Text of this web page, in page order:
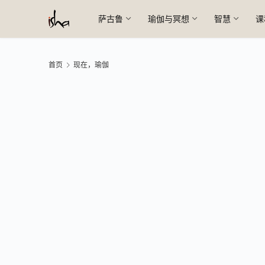
萨古鲁 瑜伽与冥想 智慧
首页 现在，瑜伽